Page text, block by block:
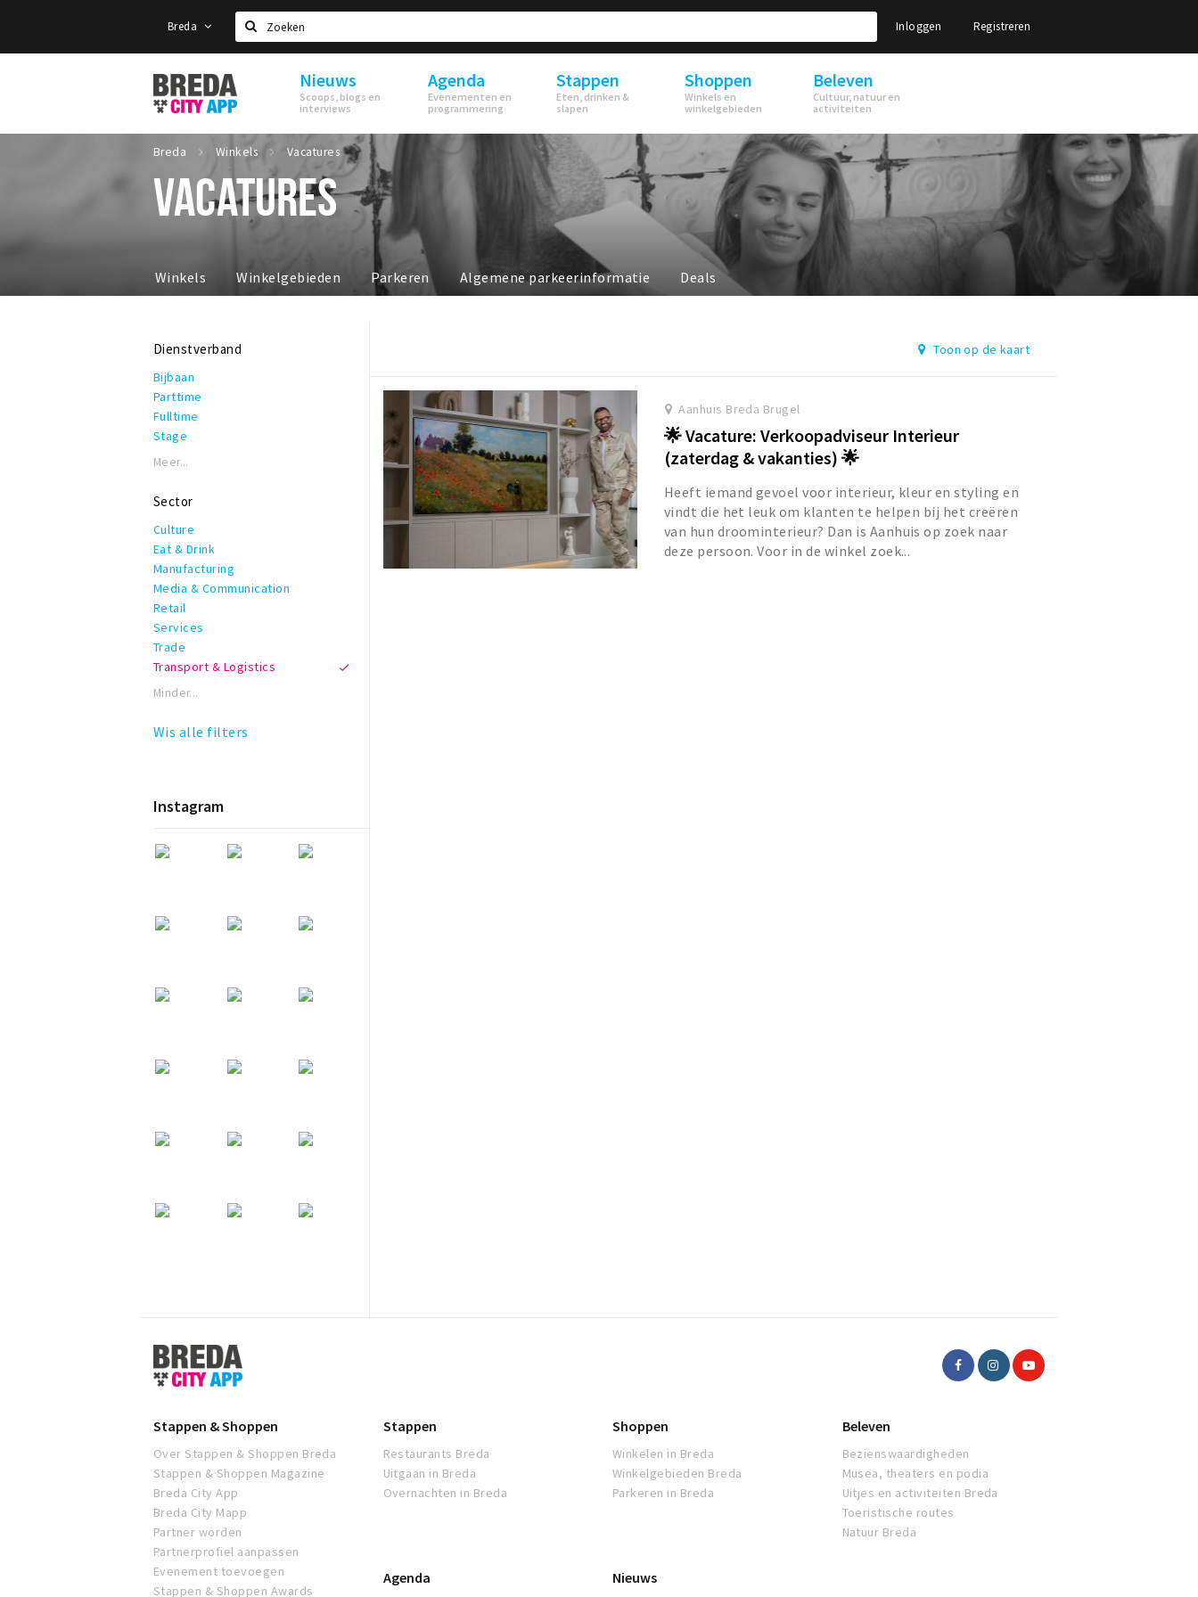
Breda
Zoeken
Inloggen Registreren
Stappen
&
Shoppen
Breda
Nieuws
Scoops, blogs en
interviews
Agenda
Evenementen en
programmering
Stappen
Eten, drinken &
slapen
Shoppen
Winkels en
winkelgebieden
Beleven
Cultuur, natuur en
activiteiten
Breda Winkels Vacatures
VACATURES
Winkels Winkelgebieden Parkeren Algemene parkeerinformatie Deals
Dienstverband
Bijbaan
Parttime
Fulltime
Stage
Meer...
Sector
Culture
Eat & Drink
Manufacturing
Media & Communication
Retail
Services
Trade
Transport & Logistics
Minder...
Wis alle filters
Instagram
Toon op de kaart
Aanhuis Breda Brugel
🌟 Vacature: Verkoopadviseur Interieur
(zaterdag & vakanties) 🌟
Heeft iemand gevoel voor interieur, kleur en styling en
vindt die het leuk om klanten te helpen bij het creëren
van hun droominterieur? Dan is Aanhuis op zoek naar
deze persoon. Voor in de winkel zoek...
Stappen
&
Shoppen
Stappen & Shoppen
Over Stappen & Shoppen Breda
Stappen & Shoppen Magazine
Breda City App
Breda City Mapp
Partner worden
Partnerprofiel aanpassen
Evenement toevoegen
Stappen & Shoppen Awards
Stappen
Restaurants Breda
Uitgaan in Breda
Overnachten in Breda
Shoppen
Winkelen in Breda
Winkelgebieden Breda
Parkeren in Breda
Beleven
Bezienswaardigheden
Musea, theaters en podia
Uitjes en activiteiten Breda
Toeristische routes
Natuur Breda
Agenda Nieuws